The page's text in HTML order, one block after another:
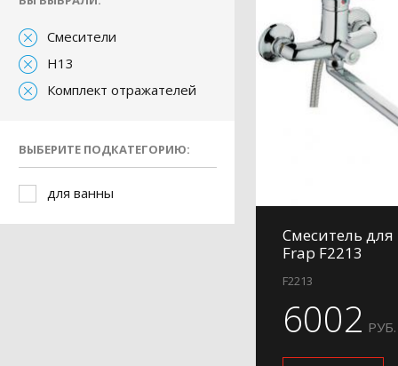
Смесители
H13
Комплект отражателей
ВЫБЕРИТЕ ПОДКАТЕГОРИЮ:
для ванны
Смеситель
Frap F2213
F2213
6002 РУБ.